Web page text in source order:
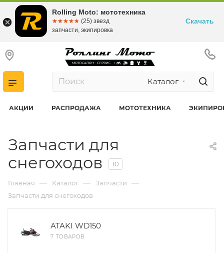
Каталог
АКЦИИ РАСПРОДАЖА МОТОТЕХНИКА
Запчасти для
снегоходов
10
Главная — Каталог — Запчасти —
Запчасти для снегоходов
ATAKI WD150
7 ТОВАРОВ
Rolling Moto: мототехника
☆☆☆☆☆
★★★★★ (25) звезд
запчасти, экипировка
Скачать